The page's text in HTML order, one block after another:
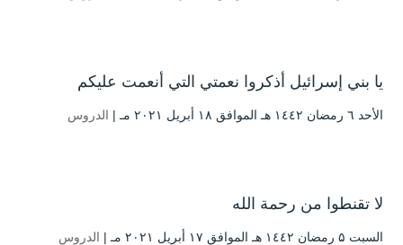
يا بني إسرائيل أذكروا نعمتي التي أنعمت عليكم
الأحد ٦ رمضان ۱٤٤۲ هـ الموافق ۱۸ أبريل ۲۰۲۱ مـ | الدروس
لا تقنطوا من رحمة الله
السبت ۵ رمضان ۱٤٤۲ هـ الموافق ۱۷ أبريل ۲۰۲۱ مـ | الدروس